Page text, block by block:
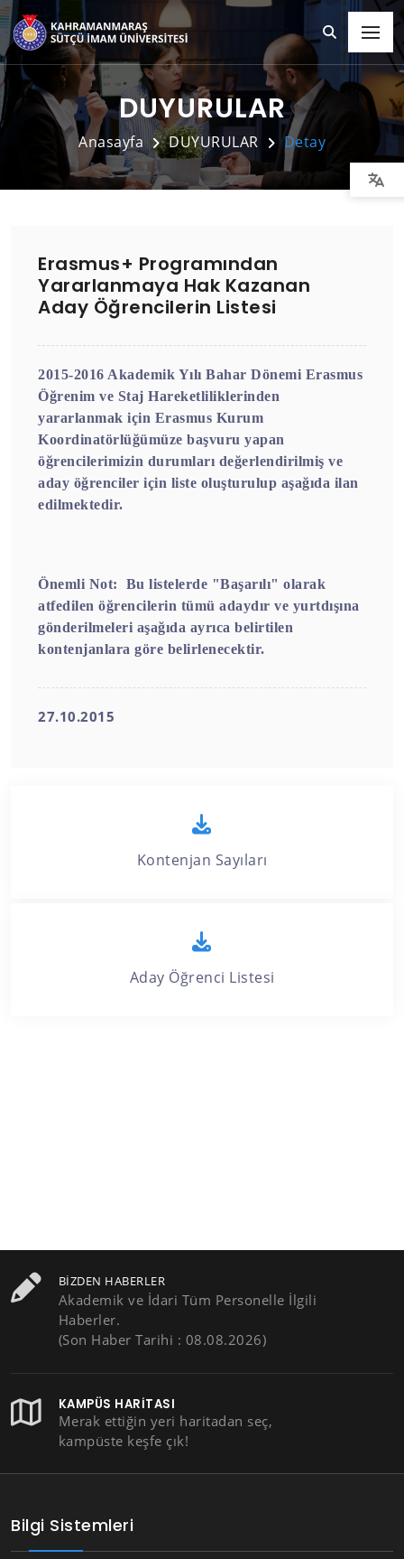
DUYURULAR
Anasayfa DUYURULAR Detay
Erasmus+ Programından
Yararlanmaya Hak Kazanan
Aday Öğrencilerin Listesi
2015-2016 Akademik Yılı Bahar Dönemi Erasmus
Öğrenim ve Staj Hareketliliklerinden
yararlanmak için Erasmus Kurum
Koordinatörlüğümüze başvuru yapan
öğrencilerimizin durumları değerlendirilmiş ve
aday öğrenciler için liste oluşturulup aşağıda ilan
edilmektedir.
Önemli Not: Bu listelerde "Başarılı" olarak
atfedilen öğrencilerin tümü adaydır ve yurtdışına
gönderilmeleri aşağıda ayrıca belirtilen
kontenjanlara göre belirlenecektir.
27.10.2015
Kontenjan Sayıları
Aday Öğrenci Listesi
BIZDEN HABERLER
Akademik ve İdari Tüm Personelle İlgili
Haberler.
(Son Haber Tarihi : 08.08.2026)
KAMPÜS HARITASI
Merak ettiğin yeri haritadan seç,
kampüste keşfe çık!
Bilgi Sistemleri